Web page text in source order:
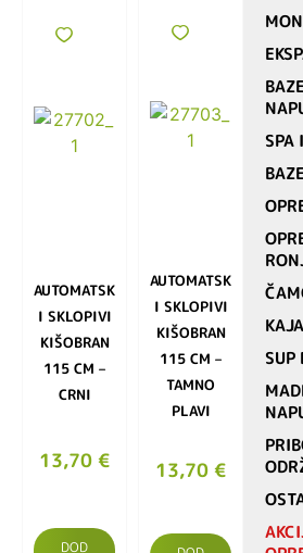
SPA
SUP
AUTOMATSK
I SKLOPIVI
KIŠOBRAN
115 CM –
CRNI
13,70 €
DOD
AUTOMATSK
I SKLOPIVI
KIŠOBRAN
115 CM –
TAMNO
PLAVI
13,70 €